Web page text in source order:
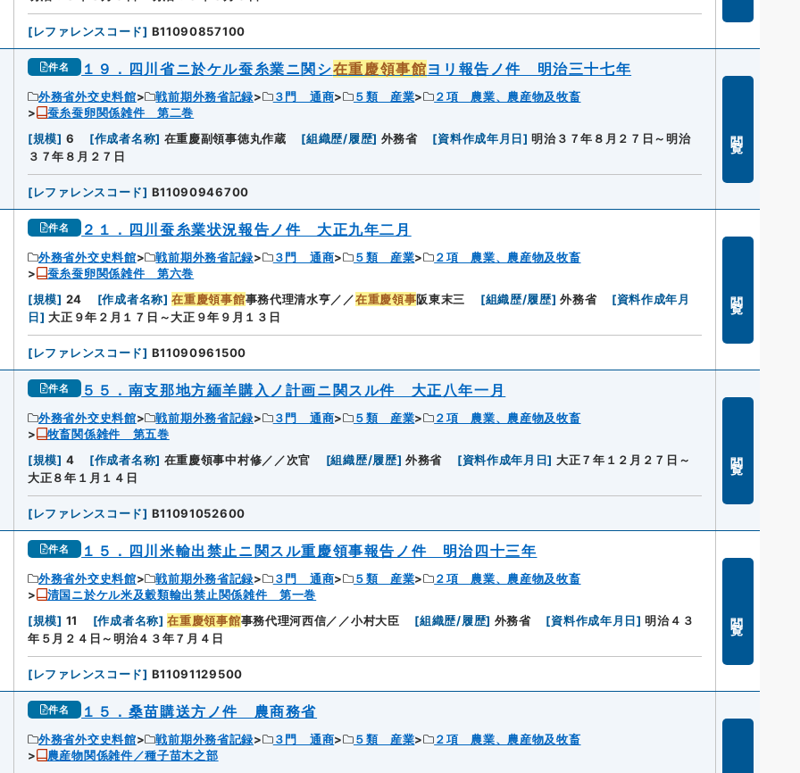
[レファレンスコード] B11090857100
件名 １９．四川省ニ於ケル蚕糸業ニ関シ在重慶領事館ヨリ報告ノ件 明治三十七年
外務省外交史料館 戦前期外務省記録 ３門 通商 ５類 産業
２項 農業、農産物及牧畜
蚕糸蚕卵関係雑件 第二巻
[規模] 6 [作成者名称] 在重慶副領事徳丸作蔵 [組織歴/履歴] 外務省 [資料作成年月日] 明治３７年８月２７日～明治
３７年８月２７日
[レファレンスコード] B11090946700
件名 ２１．四川蚕糸業状況報告ノ件 大正九年二月
外務省外交史料館 戦前期外務省記録 ３門 通商 ５類 産業
２項 農業、農産物及牧畜
蚕糸蚕卵関係雑件 第六巻
[規模] 24 [作成者名称] 在重慶領事館事務代理清水亨／／在重慶領事阪東末三 [組織歴/履歴] 外務省 [資料作成年月
日] 大正９年２月１７日～大正９年９月１３日
[レファレンスコード] B11090961500
件名 ５５．南支那地方緬羊購入ノ計画ニ関スル件 大正八年一月
外務省外交史料館 戦前期外務省記録 ３門 通商 ５類 産業
２項 農業、農産物及牧畜
牧畜関係雑件 第五巻
[規模] 4 [作成者名称] 在重慶領事中村修／／次官 [組織歴/履歴] 外務省 [資料作成年月日] 大正７年１２月２７日～
大正８年１月１４日
[レファレンスコード] B11091052600
件名 １５．四川米輸出禁止ニ関スル重慶領事報告ノ件 明治四十三年
外務省外交史料館 戦前期外務省記録 ３門 通商 ５類 産業
２項 農業、農産物及牧畜
清国ニ於ケル米及穀類輸出禁止関係雑件 第一巻
[規模] 11 [作成者名称] 在重慶領事館事務代理河西信／／小村大臣 [組織歴/履歴] 外務省 [資料作成年月日] 明治４３
年５月２４日～明治４３年７月４日
[レファレンスコード] B11091129500
件名 １５．桑苗購送方ノ件 農商務省
外務省外交史料館 戦前期外務省記録 ３門 通商 ５類 産業
２項 農業、農産物及牧畜
農産物関係雑件／種子苗木之部